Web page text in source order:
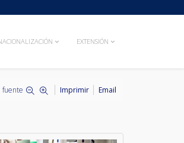
EXTENSIÓN
fuente Imprimir Email